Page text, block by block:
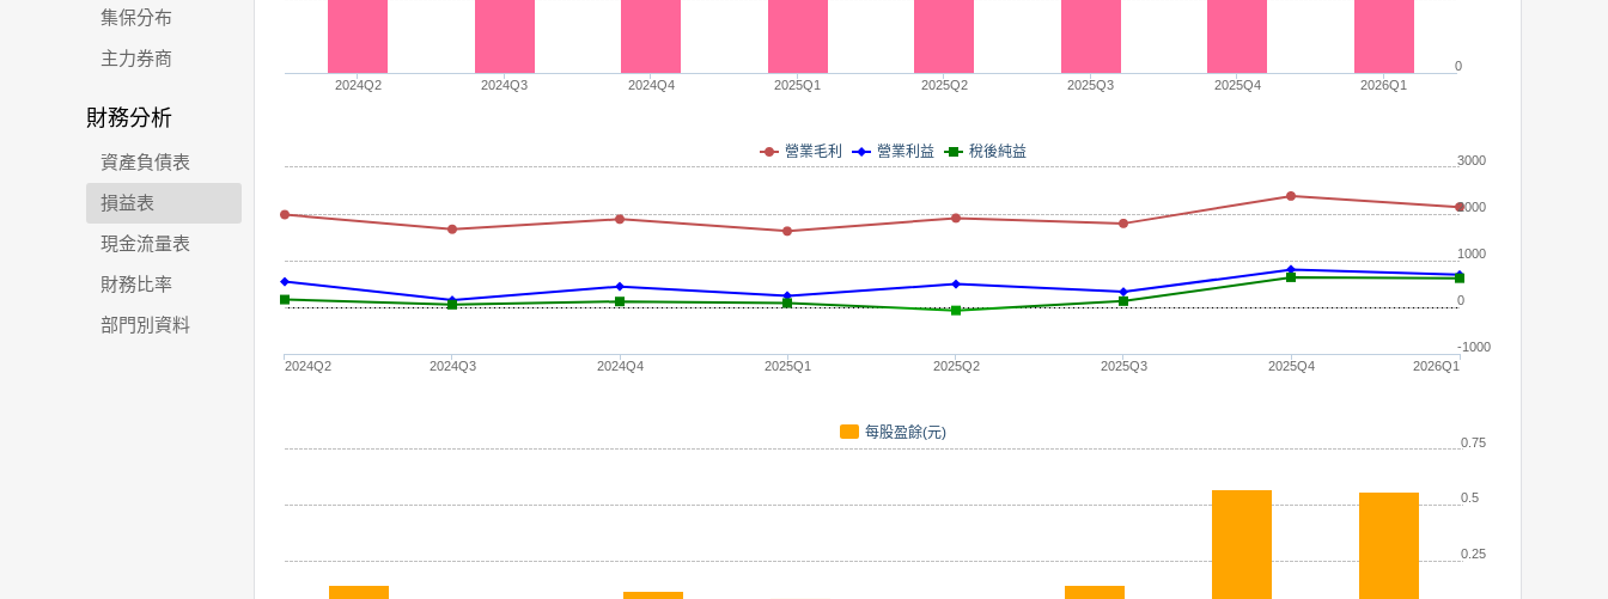
集保分布
主力券商
財務分析
資產負債表
損益表
現金流量表
財務比率
部門別資料
2024Q2 2024Q3 2024Q4 2025Q1 2025Q2 2025Q3 2025Q4 2026Q1
0
營業毛利 營業利益 稅後純益
2024Q2 2024Q3 2024Q4 2025Q1 2025Q2 2025Q3 2025Q4 2026Q1
-1000
0
1000
2000
3000
每股盈餘(元)
0.25
0.5
0.75